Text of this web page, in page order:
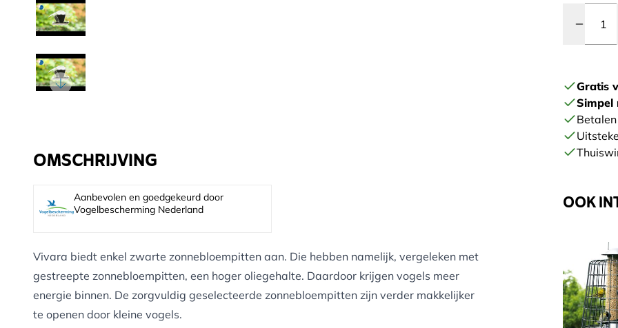
Gratis
Simpel
OOK
OMSCHRIJVING
Aanbevolen en goedgekeurd door
Vogelbescherming Nederland
Vivara biedt enkel zwarte zonnebloempitten aan. Die hebben namelijk, vergeleken met
gestreepte zonnebloempitten, een hoger oliegehalte. Daardoor krijgen vogels meer
energie binnen. De zorgvuldig geselecteerde zonnebloempitten zijn verder makkelijker
te openen door kleine vogels.